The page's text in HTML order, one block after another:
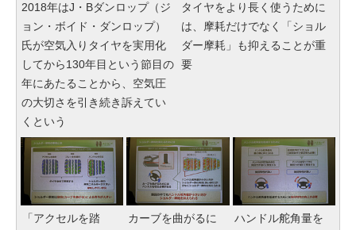
2018年はJ・Bダンロップ（ジ
ョン・ボイド・ダンロップ）
氏が空気入りタイヤを実用化
してから130年目という節目の
年にあたることから、空気圧
の大切さを引き続き訴えてい
くという
タイヤをより長く使うために
は、摩耗だけでなく「ショル
ダー摩耗」も抑えることが重
要
「アクセルを踏
カーブを曲がるに
ハンドル舵角量を